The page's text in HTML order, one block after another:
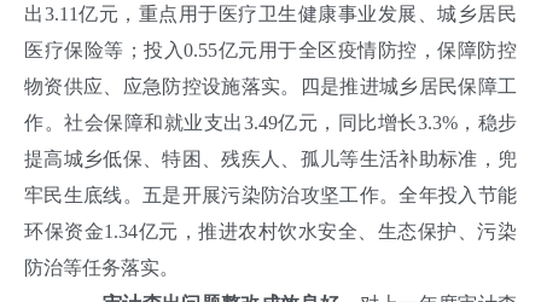
出3.11亿元，重点用于医疗卫生健康事业发展、城乡居民
医疗保险等；投入0.55亿元用于全区疫情防控，保障防控
物资供应、应急防控设施落实。四是推进城乡居民保障工
作。社会保障和就业支出3.49亿元，同比增长3.3%，稳步
提高城乡低保、特困、残疾人、孤儿等生活补助标准，兜
牢民生底线。五是开展污染防治攻坚工作。全年投入节能
环保资金1.34亿元，推进农村饮水安全、生态保护、污染
防治等任务落实。